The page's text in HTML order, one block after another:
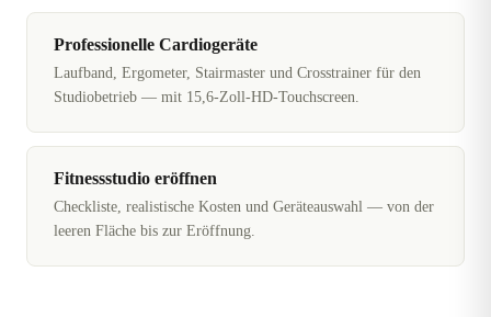
Professionelle Cardiogeräte
Laufband, Ergometer, Stairmaster und Crosstrainer für den
Studiobetrieb — mit 15,6-Zoll-HD-Touchscreen.
Fitnessstudio eröffnen
Checkliste, realistische Kosten und Geräteauswahl — von der
leeren Fläche bis zur Eröffnung.